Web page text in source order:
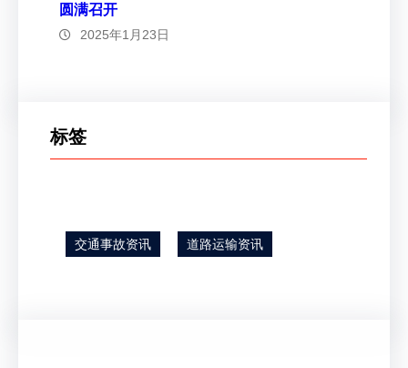
圆满召开
2025年1月23日
标签
交通事故资讯 道路运输资讯